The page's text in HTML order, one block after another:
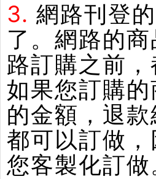
3. 網路刊登
了。網路的
路訂購之前
如果您訂購
的金額，退
都可以訂做
您客製化訂做